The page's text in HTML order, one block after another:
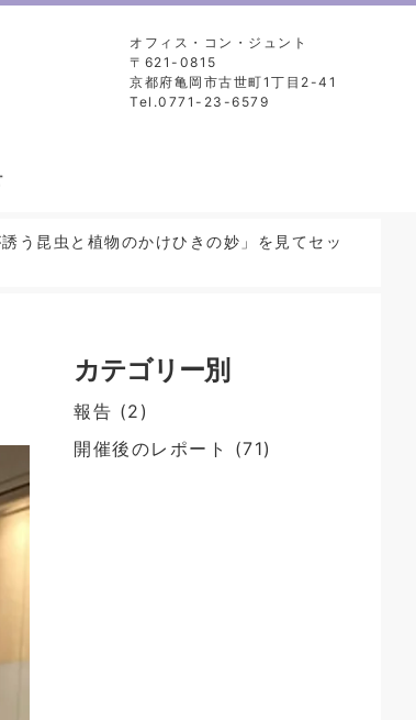
オフィス・コン・ジュント
〒621-0815
京都府亀岡市古世町1丁目2-41
Tel.0771-23-6579
う昆虫と植物のかけひきの妙」を見てセッ
カテゴリー別
報告 (2)
開催後のレポート
(71)